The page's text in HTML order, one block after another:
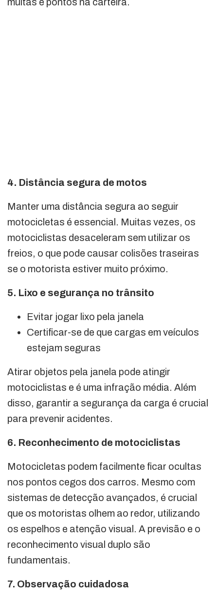
4. Distância segura de motos
Manter uma distância segura ao seguir
motocicletas é essencial. Muitas vezes, os
motociclistas desaceleram sem utilizar os
freios, o que pode causar colisões traseiras
se o motorista estiver muito próximo.
5. Lixo e segurança no trânsito
Evitar jogar lixo pela janela
Certificar-se de que cargas em veículos
estejam seguras
Atirar objetos pela janela pode atingir
motociclistas e é uma infração média. Além
disso, garantir a segurança da carga é crucial
para prevenir acidentes.
6. Reconhecimento de motociclistas
Motocicletas podem facilmente ficar ocultas
nos pontos cegos dos carros. Mesmo com
sistemas de detecção avançados, é crucial
que os motoristas olhem ao redor, utilizando
os espelhos e atenção visual. A previsão e o
reconhecimento visual duplo são
fundamentais.
7. Observação cuidadosa